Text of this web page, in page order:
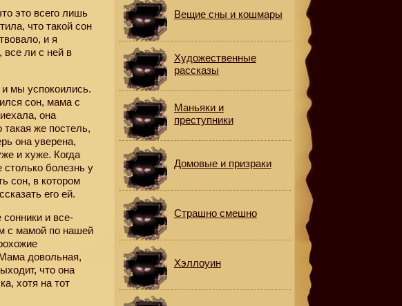
это всего лишь
что такой сон
и я
все ли с ней в
мы успокоились.
сон, мама с
она
такая же постель,
она уверена,
и хуже. Когда
столько болезнь у
сон, в котором
его ей.
сонники и все-
с мамой по нашей
довольная,
что она
хотя на тот
Вещие сны и кошмары
Художественные
рассказы
Маньяки и
преступники
Домовые и призраки
Страшно смешно
Хэллоуин